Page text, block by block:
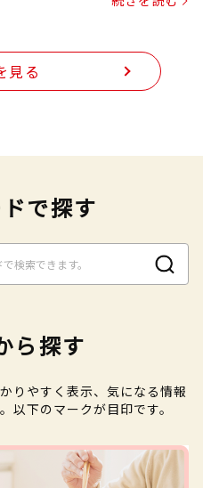
見る
で探す
ら探す
りやすく表示、気になる情報
以下のマークが目印です。